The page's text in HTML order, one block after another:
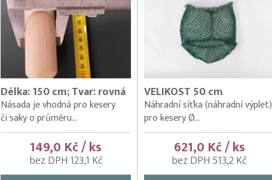
Délka: 150 cm; Tvar: rovná
Násada je vhodná pro kesery
či saky o průměru...
149,0 Kč / ks
bez DPH 123,1 Kč
VELIKOST 50 cm
Náhradní síťka (náhradní výplet)
pro kesery Ø...
621,0 Kč / ks
bez DPH 513,2 Kč